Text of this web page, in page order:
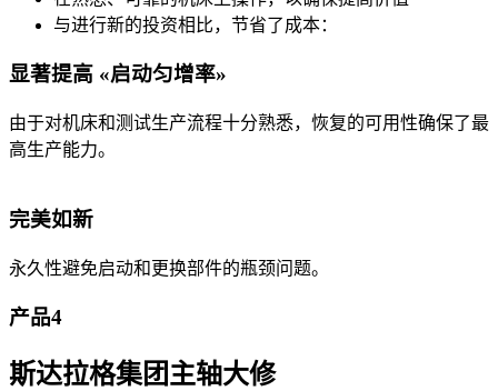
与进行新的投资相比，节省了成本：
显著提高 «启动匀增率»
由于对机床和测试生产流程十分熟悉，恢复的可用性确保了最
高生产能力。
完美如新
永久性避免启动和更换部件的瓶颈问题。
产品4
斯达拉格集团主轴大修